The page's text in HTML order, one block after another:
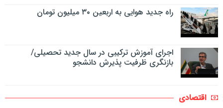
راه جدید هوایی به اربعین ۳۰ میلیون تومان
اجرای آموزش ترکیبی در سال جدید تحصیلی/
بازنگری ظرفیت پذیرش دانشجو
اقتصادی